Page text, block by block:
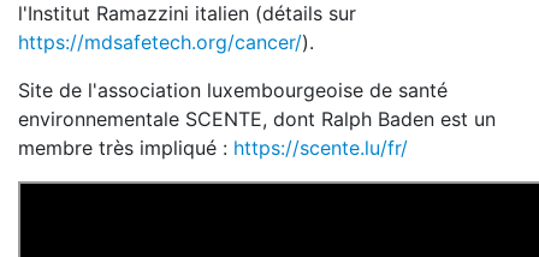
l'Institut Ramazzini italien (détails sur
https://mdsafetech.org/cancer/).
Site de l'association luxembourgeoise de santé
environnementale SCENTE, dont Ralph Baden est un
membre très impliqué : https://scente.lu/fr/